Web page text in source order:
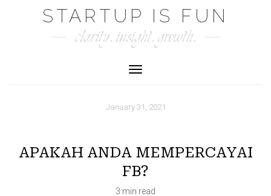
STARTUP IS FUN
clarity. insight. growth.
Toggle Navigation
January 31, 2021
APAKAH ANDA MEMPERCAYAI
FB?
3 min read